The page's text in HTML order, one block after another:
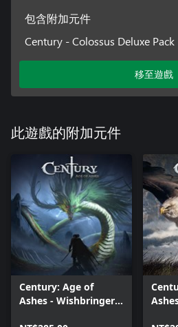
包含附加元件
Century - Colossus Deluxe Pack
移至遊戲
此遊戲的附加元件
Century: Age of
Ashes - Wishbringer